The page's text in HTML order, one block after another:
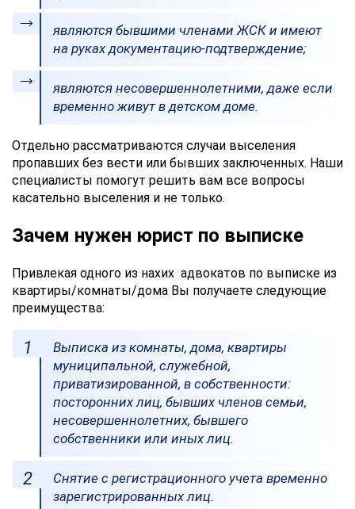
являются бывшими членами ЖСК и имеют
на руках документацию-подтверждение;
являются несовершеннолетними, даже если
временно живут в детском доме.
Отдельно рассматриваются случаи выселения
пропавших без вести или бывших заключенных. Наши
специалисты помогут решить вам все вопросы
касательно выселения и не только.
Зачем нужен юрист по выписке
Привлекая одного из нахих адвокатов по выписке из
квартиры/комнаты/дома Вы получаете следующие
преимущества:
Выписка из комнаты, дома, квартиры
муниципальной, служебной,
приватизированной, в собственности:
посторонних лиц, бывших членов семьи,
несовершеннолетних, бывшего
собственники или иных лиц.
Снятие с регистрационного учета временно
зарегистрированных лиц.